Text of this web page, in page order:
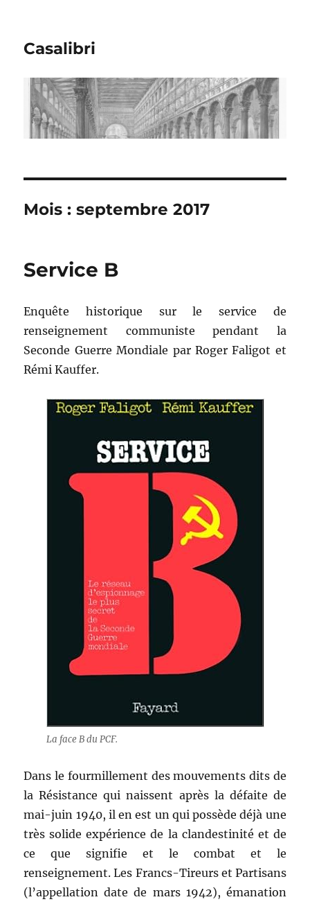
Casalibri
Mois : septembre 2017
Service B
Enquête historique sur le service de
renseignement communiste pendant la
Seconde Guerre Mondiale par Roger Faligot et
Rémi Kauffer.
La face B du PCF.
Dans le fourmillement des mouvements dits de
la Résistance qui naissent après la défaite de
mai-juin 1940, il en est un qui possède déjà une
très solide expérience de la clandestinité et de
ce que signifie et le combat et le
renseignement. Les Francs-Tireurs et Partisans
(l’appellation date de mars 1942), émanation